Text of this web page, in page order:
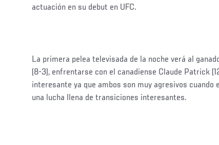
actuación en su debut en UFC.
La primera pelea televisada de la noche verá al
(8-3), enfrentarse con el canadiense Claude Patrick
interesante ya que ambos son muy agresivos cuando
una lucha llena de transiciones interesantes.